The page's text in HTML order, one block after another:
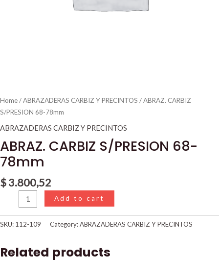
Home/ABRAZADERAS CARBIZ Y PRECINTOS / ABRAZ. CARBIZ
S/PRESION 68-78mm
ABRAZADERAS CARBIZ Y PRECINTOS
ABRAZ. CARBIZ S/PRESION 68-
78mm
$3.800,52
Add to cart
SKU: 112-109 Category:ABRAZADERAS CARBIZ Y PRECINTOS
Related products